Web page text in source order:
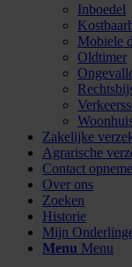
Inboedel
Mobiele
Oldtimer
Zakelijke
Agrarische
Contact
Over ons
Zoeken
Historie
Mijn
Menu Menu